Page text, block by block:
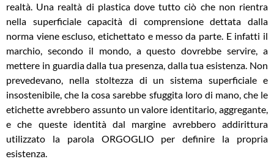
realtà. Una realtà di plastica dove tutto ciò che non rientra
nella superficiale capacità di comprensione dettata dalla
norma viene escluso, etichettato e messo da parte. E infatti il
marchio, secondo il mondo, a questo dovrebbe servire, a
mettere in guardia dalla tua presenza, dalla tua esistenza. Non
prevedevano, nella stoltezza di un sistema superficiale e
insostenibile, che la cosa sarebbe sfuggita loro di mano, che le
etichette avrebbero assunto un valore identitario, aggregante,
e che queste identità dal margine avrebbero addirittura
utilizzato la parola ORGOGLIO per definire la propria
esistenza.